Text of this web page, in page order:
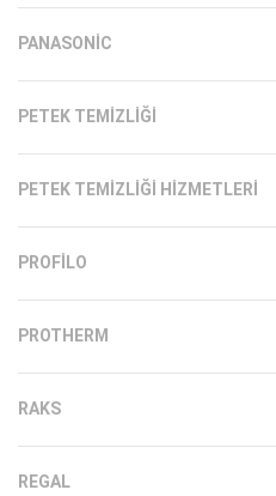
PANASONIC
PETEK TEMIZLIĞI
PETEK TEMIZLIĞI HIZMETLERI
PROFILO
PROTHERM
RAKS
REGAL